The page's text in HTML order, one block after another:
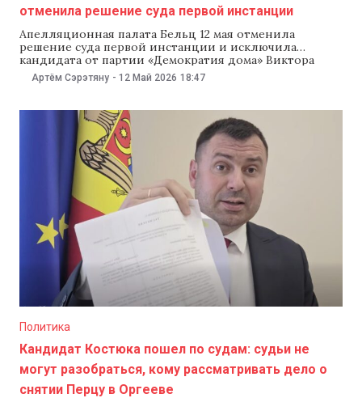
отменила решение суда первой инстанции
Апелляционная палата Бельц 12 мая отменила
решение суда первой инстанции и исключила
кандидата от партии «Демократия дома» Виктора
Перцу из избирательной гонки за пост мэра Оргеева.
Лидер партии «Демократия дома» Василе Костюк
палате (ВСП). Апелляционная палата Бельц
полностью отменила решение суда Оргеева
Артём Сэрэтяну - 12 Май 2026 18:47
Политика
Кандидат Костюка пошел по судам: судьи не
могут разобраться, кому рассматривать дело о
снятии Перцу в Оргееве